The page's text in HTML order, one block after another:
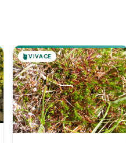
🪴VIVACE